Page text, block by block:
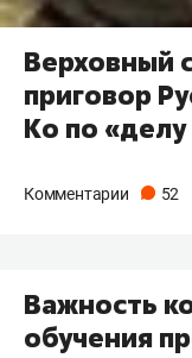
Верховный
приговор
Ко по
Комментарии 52
Важность
обучения